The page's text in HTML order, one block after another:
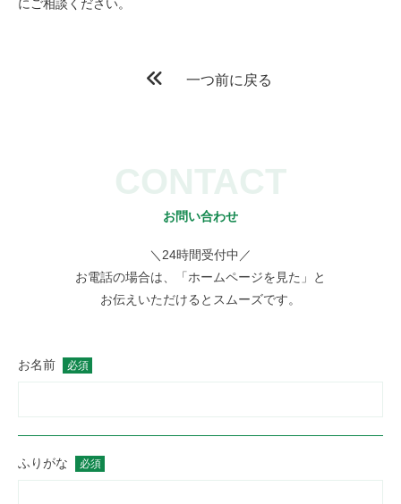
にご相談ください。
一つ前に戻る
CONTACT
お問い合わせ
＼24時間受付中／
お電話の場合は、「ホームページを見た」と
お伝えいただけるとスムーズです。
お名前 必須
ふりがな 必須